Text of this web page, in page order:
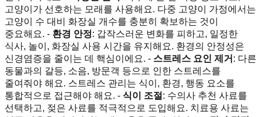
고양이가 선호하는 모래를 사용해요. 다중 고양이 가정에서는
고양이 수 대비 화장실 개수를 충분히 확보하는 것이
중요해요. - 환경 안정: 갑작스러운 변화를 피하고, 일정한
식사, 놀이, 화장실 사용 시간을 유지해요. 환경의 안정성은
신경염증을 줄이는 데 핵심이에요. - 스트레스 요인 제거 : 다른
동물과의 갈등, 소음, 방문객 등으로 인한 스트레스를
줄여줘야 해요. 스트레스 관리는 식이, 환경, 행동 요소를
통합적으로 접근해야 해요. - 식이 조절 : 수의사 추천 사료를
선택하고, 젖은 사료를 적극적으로 도입해요. 치료용 사료는